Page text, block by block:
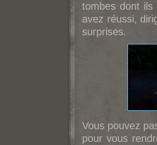
tombes dont ils
avez réussi,
surprises.
Vous pouvez
pour vous